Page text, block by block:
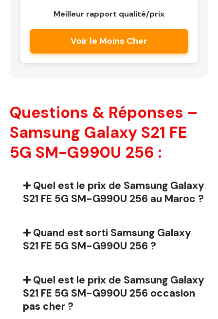
Meilleur rapport qualité/prix
Voir le Moins Cher
Questions & Réponses –
Samsung Galaxy S21 FE
5G SM-G990U 256 :
➕ Quel est le prix de Samsung Galaxy
S21 FE 5G SM-G990U 256 au Maroc ?
➕ Quand est sorti Samsung Galaxy
S21 FE 5G SM-G990U 256 ?
➕ Quel est le prix de Samsung Galaxy
S21 FE 5G SM-G990U 256 occasion
pas cher ?